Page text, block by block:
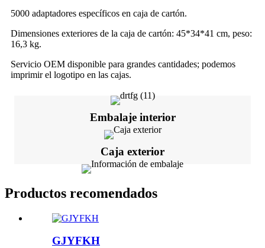
5000 adaptadores específicos en caja de cartón.
Dimensiones exteriores de la caja de cartón: 45*34*41 cm, peso:
16,3 kg.
Servicio OEM disponible para grandes cantidades; podemos
imprimir el logotipo en las cajas.
Embalaje interior
Caja exterior
Productos recomendados
GJYFKH